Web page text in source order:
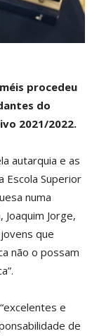
procedeu
do
2021/2022.
autarquia e as
Superior
numa
Jorge,
que
não o possam
e
de